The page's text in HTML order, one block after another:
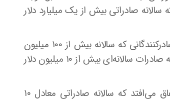
صادراتی بیش از یک میلیارد دلار
مدیرعامل صندوق ضمانت صادرات ایران ادامه داد: همچنین تعداد صادرکنندگانی که سالانه بیش از ۱۰۰ میلیون
دلار صادرات دارند، ۸۰ شرکت است و ۴۰۰ شرکت در ایران وجود دارند که صادرات سالانه‌ای بیش از ۱۰ میلیون دلار
وی خاطرنشان کرد: ۹۰ درصد صادرات کشور توسط صادرکنندگانی اتفاق می‌افتد که سالانه صادراتی معادل ۱۰